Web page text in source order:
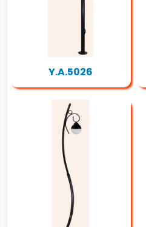
Y.A.5026